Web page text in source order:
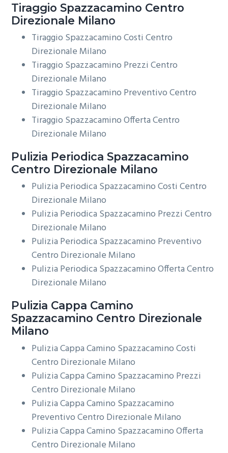
Tiraggio Spazzacamino Centro
Direzionale Milano
Tiraggio Spazzacamino Costi Centro
Direzionale Milano
Tiraggio Spazzacamino Prezzi Centro
Direzionale Milano
Tiraggio Spazzacamino Preventivo Centro
Direzionale Milano
Tiraggio Spazzacamino Offerta Centro
Direzionale Milano
Pulizia Periodica Spazzacamino
Centro Direzionale Milano
Pulizia Periodica Spazzacamino Costi Centro
Direzionale Milano
Pulizia Periodica Spazzacamino Prezzi Centro
Direzionale Milano
Pulizia Periodica Spazzacamino Preventivo
Centro Direzionale Milano
Pulizia Periodica Spazzacamino Offerta Centro
Direzionale Milano
Pulizia Cappa Camino
Spazzacamino Centro Direzionale
Milano
Pulizia Cappa Camino Spazzacamino Costi
Centro Direzionale Milano
Pulizia Cappa Camino Spazzacamino Prezzi
Centro Direzionale Milano
Pulizia Cappa Camino Spazzacamino
Preventivo Centro Direzionale Milano
Pulizia Cappa Camino Spazzacamino Offerta
Centro Direzionale Milano